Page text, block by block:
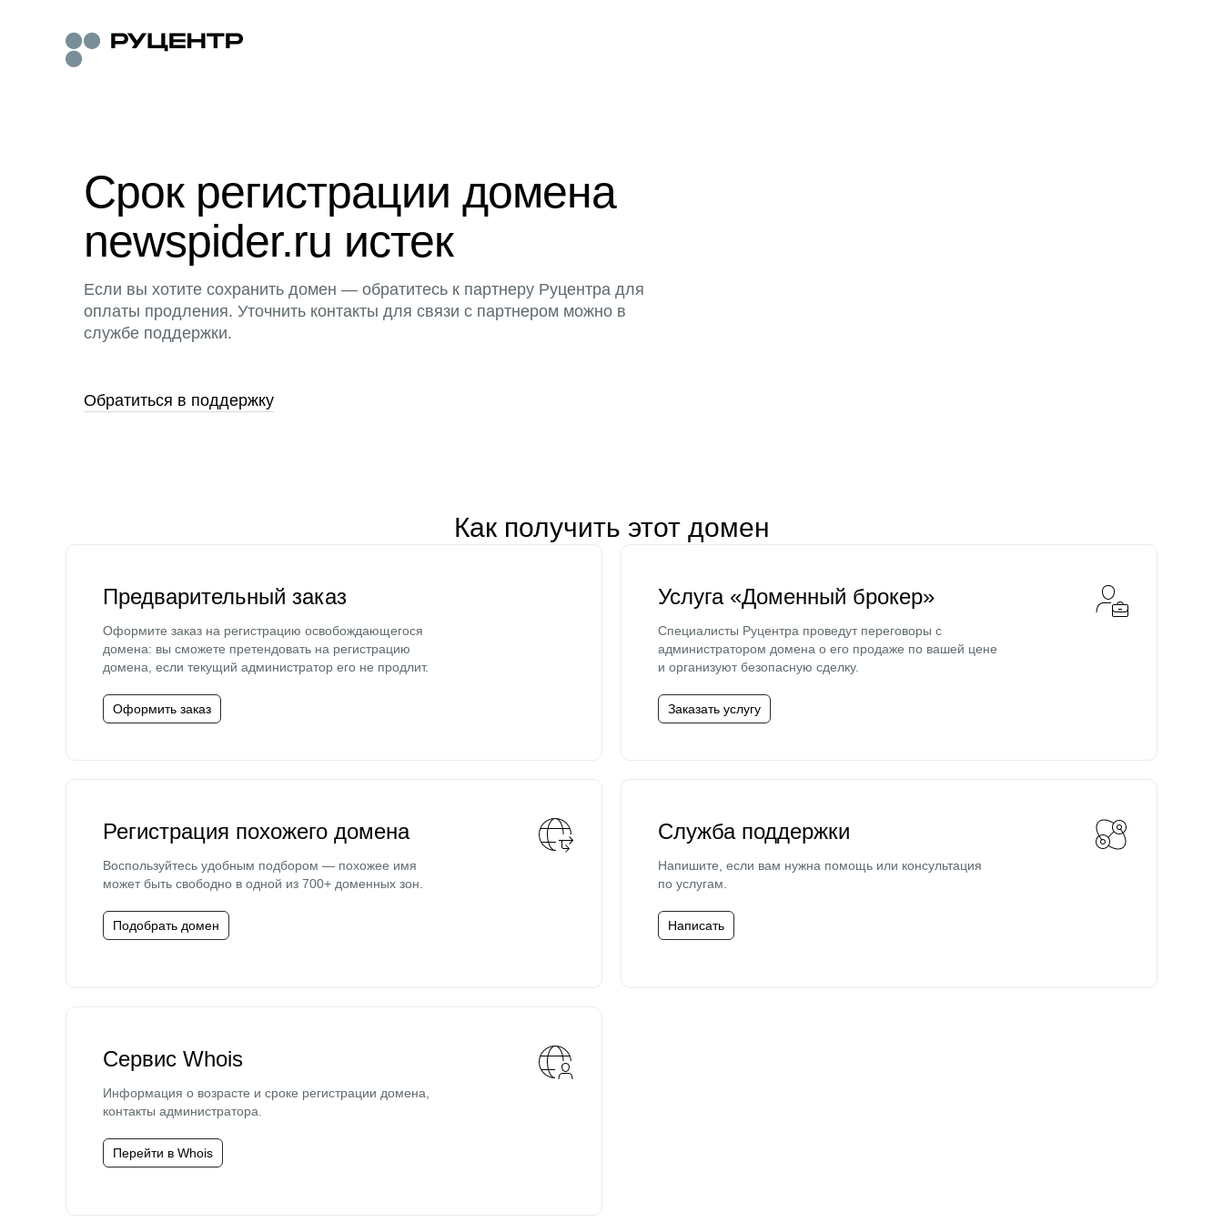
Срок регистрации домена
newspider.ru истек
Если вы хотите сохранить домен — обратитесь к партнеру Руцентра для
оплаты продления. Уточнить контакты для связи с партнером можно в
службе поддержки.
Обратиться в поддержку
Как получить этот домен
Предварительный заказ
Оформите заказ на регистрацию освобождающегося
домена: вы сможете претендовать на регистрацию
домена, если текущий администратор его не продлит.
Оформить заказ
Услуга «Доменный брокер»
Специалисты Руцентра проведут переговоры с
администратором домена о его продаже по вашей цене
и организуют безопасную сделку.
Заказать услугу
Регистрация похожего домена
Воспользуйтесь удобным подбором — похожее имя
может быть свободно в одной из 700+ доменных зон.
Подобрать домен
Служба поддержки
Напишите, если вам нужна помощь или консультация
по услугам.
Написать
Сервис Whois
Информация о возрасте и сроке регистрации домена,
контакты администратора.
Перейти в Whois